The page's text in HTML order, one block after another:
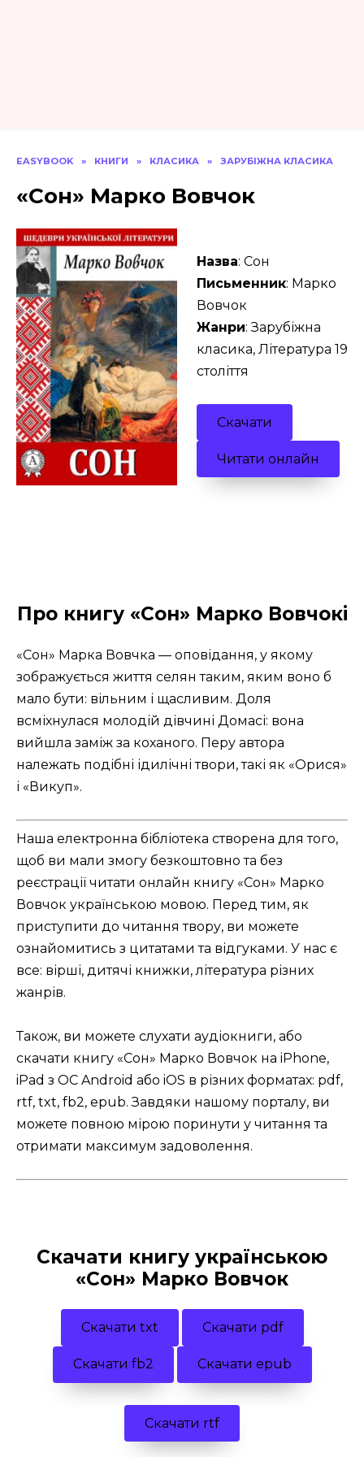
EASYBOOK » КНИГИ » КЛАСИКА » ЗАРУБІЖНА КЛАСИКА
«Сон» Марко Вовчок
Назва: Сон
Письменник: Марко
Вовчок
Жанри: Зарубіжна
класика, Література 19
століття
Скачати
Читати онлайн
Про книгу «Сон» Марко Вовчокі
«Сон» Марка Вовчка — оповідання, у якому
зображується життя селян таким, яким воно б
мало бути: вільним і щасливим. Доля
всміхнулася молодій дівчині Домасі: вона
вийшла заміж за коханого. Перу автора
належать подібні ідилічні твори, такі як «Орися»
і «Викуп».
Наша електронна бібліотека створена для того,
щоб ви мали змогу безкоштовно та без
реєстрації читати онлайн книгу «Сон» Марко
Вовчок українською мовою. Перед тим, як
приступити до читання твору, ви можете
ознайомитись з цитатами та відгуками. У нас є
все: вірші, дитячі книжки, література різних
жанрів.
Також, ви можете слухати аудіокниги, або
скачати книгу «Сон» Марко Вовчок на iPhone,
iPad з ОС Android або iOS в різних форматах: pdf,
rtf, txt, fb2, epub. Завдяки нашому порталу, ви
можете повною мірою поринути у читання та
отримати максимум задоволення.
Скачати книгу українською
«Сон» Марко Вовчок
Скачати txt Скачати pdf
Скачати fb2 Скачати epub
Скачати rtf